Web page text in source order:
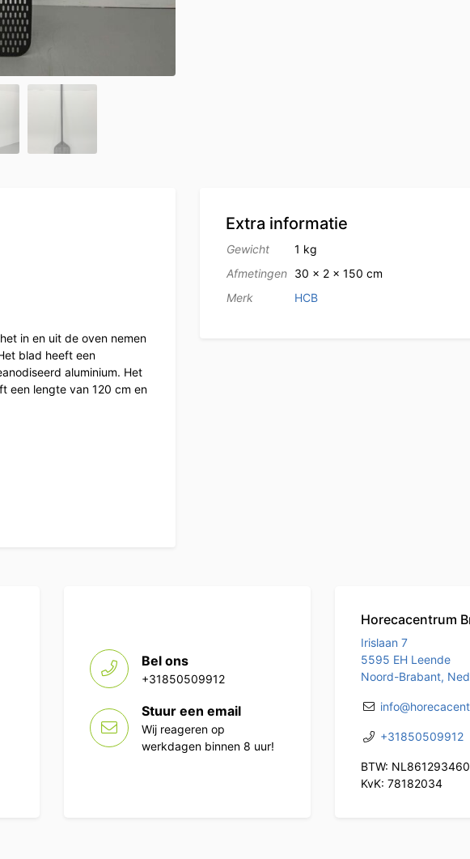
in en uit de oven nemen
blad heeft een
aluminium. Het
een lengte van 120 cm en
Extra informatie
Gewicht
1 kg
Afmetingen
30 × 2 × 150 cm
Merk
HCB
Bel ons
+31850509912
Stuur een email
Wij reageren op
werkdagen binnen 8 uur!
Horecacentrum
Irislaan 7
5595 EH Leende
Noord-Brabant,
+31850509912
BTW:
KvK: 78182034